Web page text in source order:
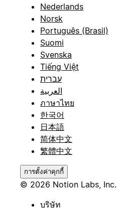
Nederlands
Norsk
Português (Brasil)
Suomi
Svenska
Tiếng Việt
עברית
العربية
ภาษาไทย
한국어
日本語
简体中文
繁體中文
การตั้งค่าคุกกี้
© 2026 Notion Labs, Inc.
บริษัท